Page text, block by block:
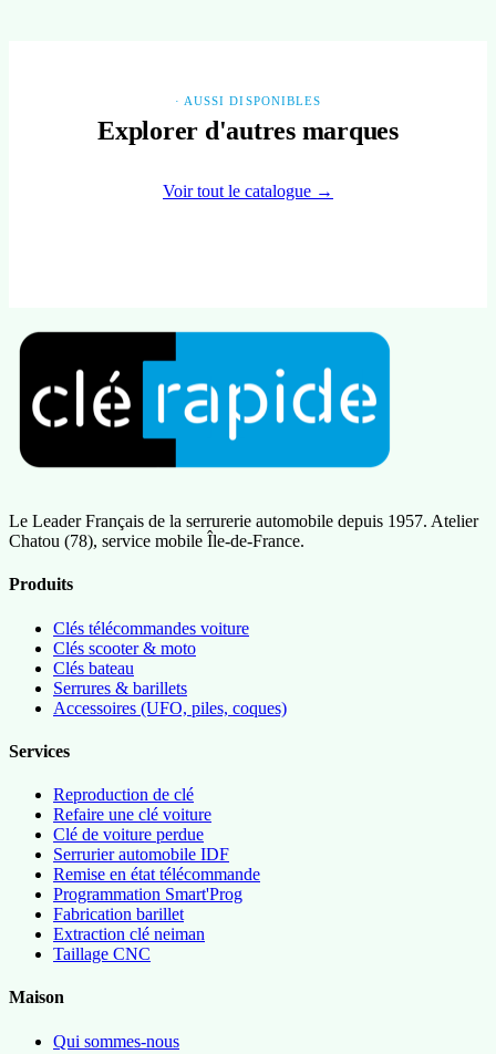
· AUSSI DISPONIBLES
Explorer d'autres marques
Voir tout le catalogue →
Le Leader Français de la serrurerie automobile depuis 1957. Atelier
Chatou (78), service mobile Île-de-France.
Produits
Clés télécommandes voiture
Clés scooter & moto
Clés bateau
Serrures & barillets
Accessoires (UFO, piles, coques)
Services
Reproduction de clé
Refaire une clé voiture
Clé de voiture perdue
Serrurier automobile IDF
Remise en état télécommande
Programmation Smart'Prog
Fabrication barillet
Extraction clé neiman
Taillage CNC
Maison
Qui sommes-nous